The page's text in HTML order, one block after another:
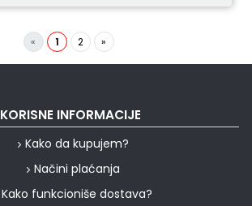
« 1 2 »
KORISNE INFORMACIJE
Kako da kupujem?
Načini plaćanja
Kako funkcioniše dostava?